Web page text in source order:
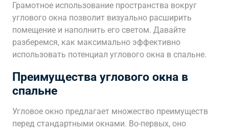
Грамотное использование пространства вокруг
углового окна позволит визуально расширить
помещение и наполнить его светом. Давайте
разберемся, как максимально эффективно
использовать потенциал углового окна в спальне.
Преимущества углового окна в
спальне
Угловое окно предлагает множество преимуществ
перед стандартными окнами. Во-первых, оно